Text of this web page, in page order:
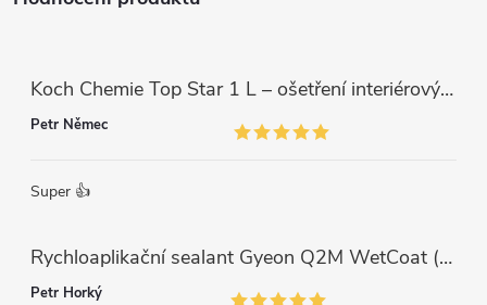
Koch Chemie Top Star 1 L – ošetření interiérových plastů, ochrana a matný vzhled
Petr Němec
Super 👍
Rychloaplikační sealant Gyeon Q2M WetCoat (1 L)
Petr Horký